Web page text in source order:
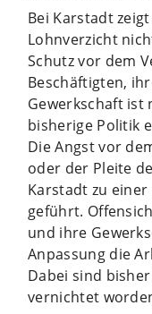
Bei Karstadt
Lohnverzicht
Schutz vor dem
Beschäftigten,
Gewerkschaft ist
bisherige Politik
Die Angst vor
oder der Pleite
Karstadt zu
geführt.
und ihre
Anpassung die
Dabei sind
vernichtet